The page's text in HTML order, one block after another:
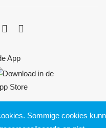
App
Sommige cookies